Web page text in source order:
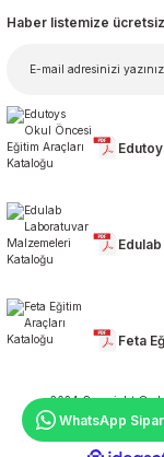
Haber listemize
Feta
2024 Copyright
WhatsApp